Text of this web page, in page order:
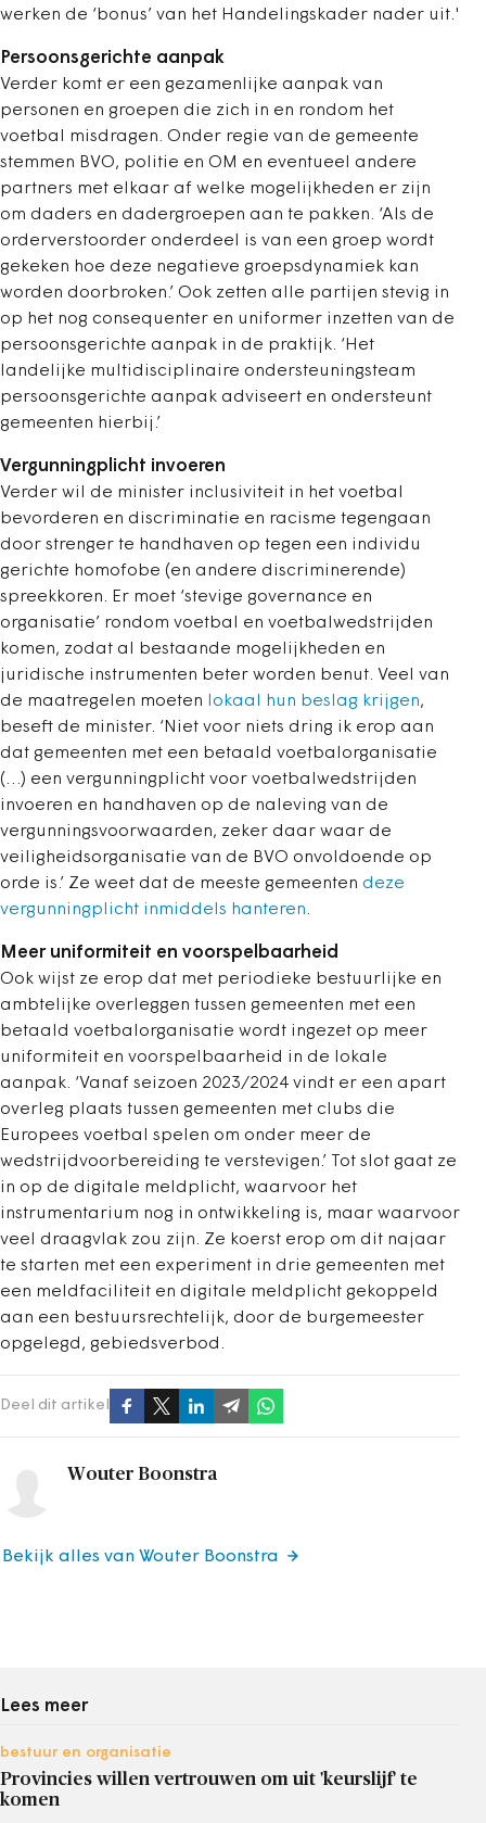
werken de ‘bonus’ van het Handelingskader nader uit.'
Persoonsgerichte aanpak
Verder komt er een gezamenlijke aanpak van
personen en groepen die zich in en rondom het
voetbal misdragen. Onder regie van de gemeente
stemmen BVO, politie en OM en eventueel andere
partners met elkaar af welke mogelijkheden er zijn
om daders en dadergroepen aan te pakken. ‘Als de
orderverstoorder onderdeel is van een groep wordt
gekeken hoe deze negatieve groepsdynamiek kan
worden doorbroken.’ Ook zetten alle partijen stevig in
op het nog consequenter en uniformer inzetten van de
persoonsgerichte aanpak in de praktijk. ‘Het
landelijke multidisciplinaire ondersteuningsteam
persoonsgerichte aanpak adviseert en ondersteunt
gemeenten hierbij.’
Vergunningplicht invoeren
Verder wil de minister inclusiviteit in het voetbal
bevorderen en discriminatie en racisme tegengaan
door strenger te handhaven op tegen een individu
gerichte homofobe (en andere discriminerende)
spreekkoren. Er moet ‘stevige governance en
organisatie’ rondom voetbal en voetbalwedstrijden
komen, zodat al bestaande mogelijkheden en
juridische instrumenten beter worden benut. Veel van
de maatregelen moeten
lokaal hun beslag krijgen,
beseft de minister. ‘Niet voor niets dring ik erop aan
dat gemeenten met een betaald voetbalorganisatie
(…) een vergunningplicht voor voetbalwedstrijden
invoeren en handhaven op de naleving van de
vergunningsvoorwaarden, zeker daar waar de
veiligheidsorganisatie van de BVO onvoldoende op
orde is.’ Ze weet dat de meeste gemeenten deze
vergunningplicht inmiddels hanteren.
Meer uniformiteit en voorspelbaarheid
Ook wijst ze erop dat met periodieke bestuurlijke en
ambtelijke overleggen tussen gemeenten met een
betaald voetbalorganisatie wordt ingezet op meer
uniformiteit en voorspelbaarheid in de lokale
aanpak. ‘Vanaf seizoen 2023/2024 vindt er een apart
overleg plaats tussen gemeenten met clubs die
Europees voetbal spelen om onder meer de
wedstrijdvoorbereiding te verstevigen.’ Tot slot gaat ze
in op de digitale meldplicht, waarvoor het
instrumentarium nog in ontwikkeling is, maar waarvoor
veel draagvlak zou zijn. Ze koerst erop om dit najaar
te starten met een experiment in drie gemeenten met
een meldfaciliteit en digitale meldplicht gekoppeld
aan een bestuursrechtelijk, door de burgemeester
opgelegd, gebiedsverbod.
Deel dit artikel
Wouter Boonstra
Bekijk alles van Wouter Boonstra
Lees meer
bestuur en organisatie
Provincies willen vertrouwen om uit 'keurslijf' te
komen